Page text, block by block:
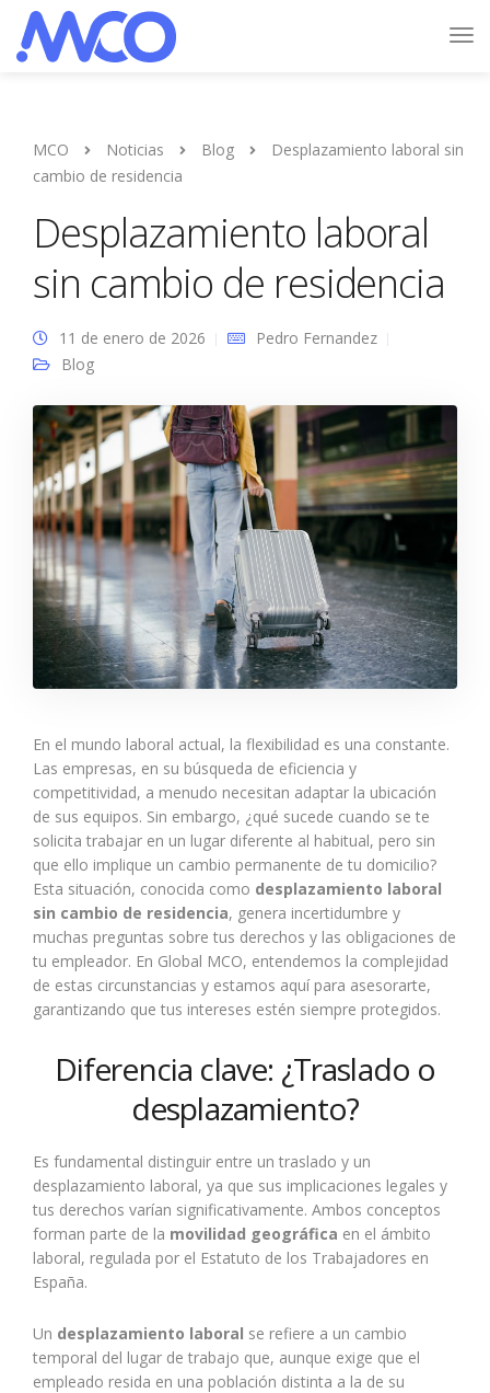
MCO Noticias Blog
Desplazamiento laboral sin
cambio de residencia
Desplazamiento laboral
sin cambio de residencia
11 de enero de 2026
Pedro Fernandez
Blog
En el mundo laboral actual, la flexibilidad es una constante.
Las empresas, en su búsqueda de eficiencia y
competitividad, a menudo necesitan adaptar la ubicación
de sus equipos. Sin embargo, ¿qué sucede cuando se te
solicita trabajar en un lugar diferente al habitual, pero sin
que ello implique un cambio permanente de tu domicilio?
Esta situación, conocida como desplazamiento laboral
sin cambio de residencia, genera incertidumbre y
muchas preguntas sobre tus derechos y las obligaciones de
tu empleador. En Global MCO, entendemos la complejidad
de estas circunstancias y estamos aquí para asesorarte,
garantizando que tus intereses estén siempre protegidos.
Diferencia clave: ¿Traslado o
desplazamiento?
Es fundamental distinguir entre un traslado y un
desplazamiento laboral, ya que sus implicaciones legales y
tus derechos varían significativamente. Ambos conceptos
forman parte de la movilidad geográfica en el ámbito
laboral, regulada por el Estatuto de los Trabajadores en
España.
Un desplazamiento laboral se refiere a un cambio
temporal del lugar de trabajo que, aunque exige que el
empleado resida en una población distinta a la de su